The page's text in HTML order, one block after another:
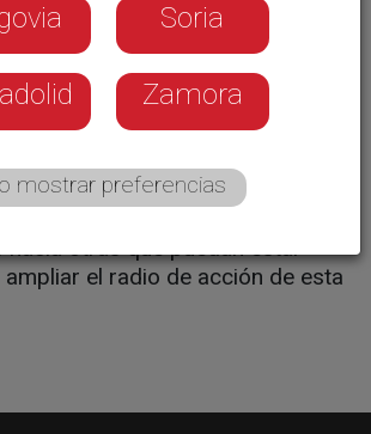
Cruz Roja en Segovia ha
vez sus premios a
y marcan la diferencia.
sirve para estrechar lazos con
que la colaboración viene
hacia otras que puedan estar
el radio de acción de esta
Soria
Zamora
mostrar preferencias